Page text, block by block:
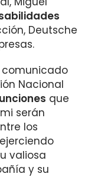
Deutsche
comunicado
Nacional
que
serán
los
valiosa
y su